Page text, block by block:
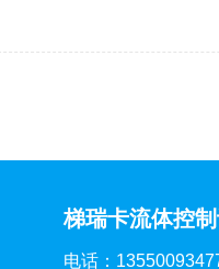
梯瑞卡流体控
电话：